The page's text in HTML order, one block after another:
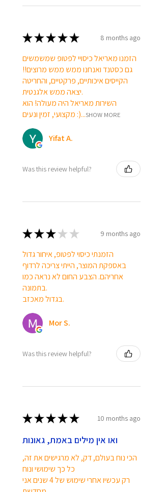
★★★★★ 8 months ago
הזמנו מאריאל כיסויי לפטופ שמשמשים
גם כסטנד ואנחנו ממש ממש מרוצים!!
הקייסים איכותיים, פרקטיים, והחריטה
יצאה ממש אלגנטית.
השירות מאריאל היה מעולה! הוא
מקצועי, זמין ונעים :)...SHOW MORE
Yifat A.
Was this review helpful?
★★★ ★ ★ 9 months ago
הזמנתי כיסוי לפטופ, איחור גדול
באספקת המוצר, הייתי צריכה לרדוף
אחריהם. הצבע החום לא נראה כמו
בתמונה.
בגדול מאכזב.
Mor S.
Was this review helpful?
★★★★★ 10 months ago
ואו אין מילים באמת, גאונות
הכי נוח בעולם, דק, לא מרגישים את זה,
כל כך שימושי ונוח
רק עכשיו אחרי שימוש של 4 שנים אני